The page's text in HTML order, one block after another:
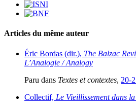
Articles du même auteur
Éric Bordas (dir.), The Balzac
L’Analogie / Analogy
Paru dans Textes et contextes, 20-
Collectif, Le Vieillissement dans